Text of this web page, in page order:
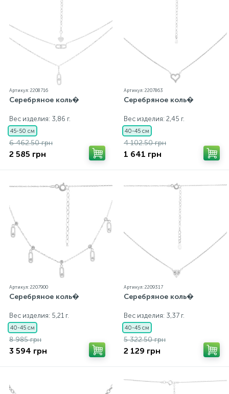
Артикул: 2208716
Серебряное коль�
Вес изделия: 3,86 г.
45-50 см
6 462.50 грн
2 585 грн
Артикул: 2207863
Серебряное коль�
Вес изделия: 2,45 г.
40-45 см
4 102.50 грн
1 641 грн
Артикул: 2207900
Серебряное коль�
Вес изделия: 5,21 г.
40-45 см
8 985 грн
3 594 грн
Артикул: 2209317
Серебряное коль�
Вес изделия: 3,37 г.
40-45 см
5 322.50 грн
2 129 грн